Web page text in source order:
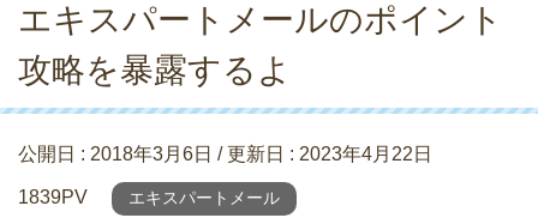
エキスパートメールのポイント
攻略を暴露するよ
公開日 : 2018年3月6日 / 更新日 : 2023年4月22日
1839PV エキスパートメール